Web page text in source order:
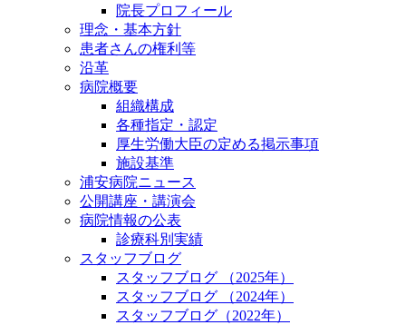
院長プロフィール
理念・基本方針
患者さんの権利等
沿革
病院概要
組織構成
各種指定・認定
厚生労働大臣の定める掲示事項
施設基準
浦安病院ニュース
公開講座・講演会
病院情報の公表
診療科別実績
スタッフブログ
スタッフブログ （2025年）
スタッフブログ （2024年）
スタッフブログ（2022年）